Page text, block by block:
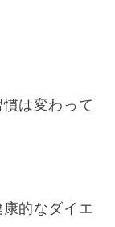
は変わって
的なダイエ